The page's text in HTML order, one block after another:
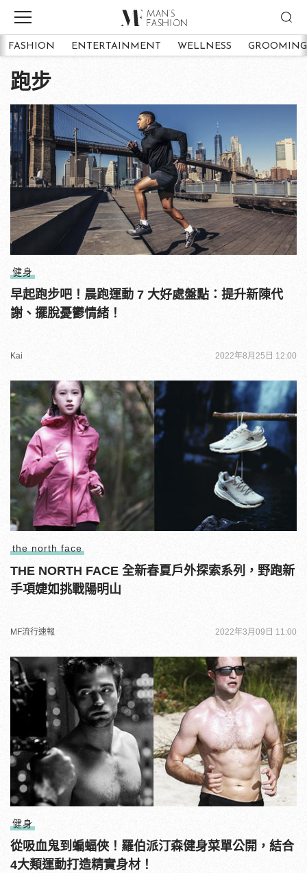
FASHION ENTERTAINMENT WELLNESS GROOMING
跑步
健身
早起跑步吧！晨跑運動 7 大好處盤點：提升新陳代
謝、擺脫憂鬱情緒！
Kai 2022年8月25日 12:00
the north face
THE NORTH FACE 全新春夏戶外探索系列，野跑新
手項婕如挑戰陽明山
MF流行速報 2022年3月09日 11:00
健身
從吸血鬼到蝙蝠俠！羅伯派汀森健身菜單公開，結合
4大類運動打造精實身材！